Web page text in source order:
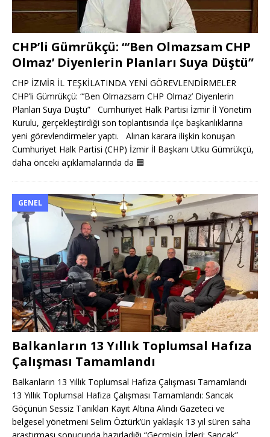
CHP’li Gümrükçü: “’Ben Olmazsam CHP
Olmaz’ Diyenlerin Planları Suya Düştü”
CHP İZMİR İL TEŞKİLATINDA YENİ GÖREVLENDİRMELER
CHP’li Gümrükçü: “’Ben Olmazsam CHP Olmaz’ Diyenlerin
Planları Suya Düştü” Cumhuriyet Halk Partisi İzmir İl Yönetim
Kurulu, gerçekleştirdiği son toplantısında ilçe başkanlıklarına
yeni görevlendirmeler yaptı. Alınan karara ilişkin konuşan
Cumhuriyet Halk Partisi (CHP) İzmir İl Başkanı Utku Gümrükçü,
daha önceki açıklamalarında da 🟦
GENEL
Balkanların 13 Yıllık Toplumsal Hafıza
Çalışması Tamamlandı
Balkanların 13 Yıllık Toplumsal Hafıza Çalışması Tamamlandı
13 Yıllık Toplumsal Hafıza Çalışması Tamamlandı: Sancak
Göçünün Sessiz Tanıkları Kayıt Altına Alındı Gazeteci ve
belgesel yönetmeni Selim Öztürk’ün yaklaşık 13 yıl süren saha